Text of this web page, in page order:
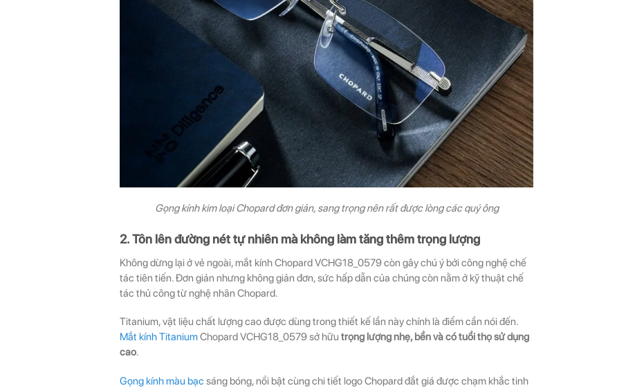
Gọng kính kim loại Chopard đơn giản, sang trọng nên rất được lòng các quý ông
2. Tôn lên đường nét tự nhiên mà không làm tăng thêm trọng lượng
Không dừng lại ở vẻ ngoài, mắt kính Chopard VCHG18_0579 còn gây chú ý bởi công nghệ chế
tác tiên tiến. Đơn giản nhưng không giản đơn, sức hấp dẫn của chúng còn nằm ở kỹ thuật chế
tác thủ công từ nghệ nhân Chopard.
Titanium, vật liệu chất lượng cao được dùng trong thiết kế lần này chính là điểm cần nói đến.
Mắt kính TitaniumChopard VCHG18_0579 sở hữutrọng lượng nhẹ, bền và có tuổi thọ sử dụng
cao.
Gọng kính màu bạc sáng bóng, nổi bật cùng chi tiết logo Chopard đắt giá được chạm khắc tinh